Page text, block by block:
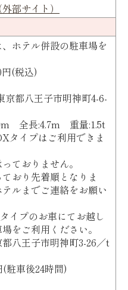
部サイト）
ホテル併設の駐車場を
(税込)
京都八王子市明神町4-6-
全長:4.7m 重量:1.5t
タイプはご利用できま
ておりません。
おり先着順となりま
ルまでご連絡をお願い
イプのお車にてお越し
をご利用ください。
八王子市明神町3-26／t
駐車後24時間)